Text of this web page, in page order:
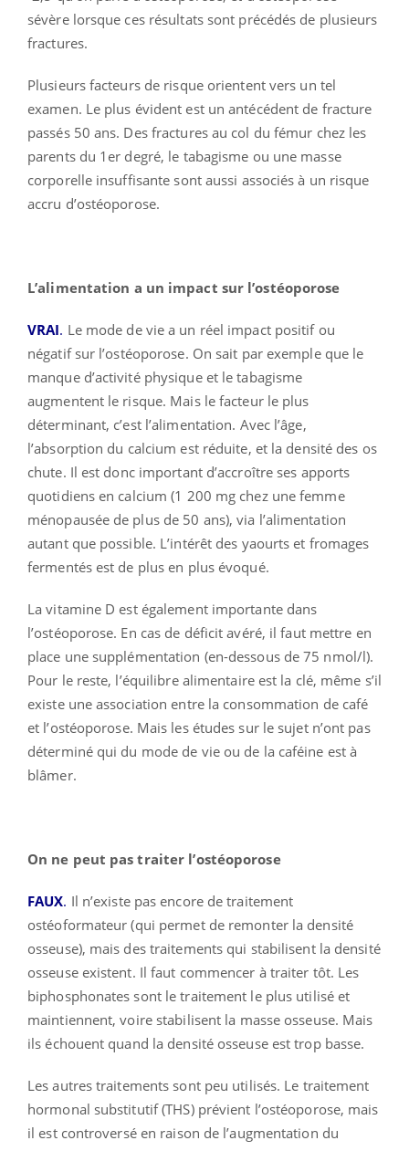
sévère lorsque ces résultats sont précédés de plusieurs
fractures.
Plusieurs facteurs de risque orientent vers un tel
examen. Le plus évident est un antécédent de fracture
passés 50 ans. Des fractures au col du fémur chez les
parents du 1er degré, le tabagisme ou une masse
corporelle insuffisante sont aussi associés à un risque
accru d’ostéoporose.
L’alimentation a un impact sur l’ostéoporose
VRAI. Le mode de vie a un réel impact positif ou
négatif sur l’ostéoporose. On sait par exemple que le
manque d’activité physique et le tabagisme
augmentent le risque. Mais le facteur le plus
déterminant, c’est l’alimentation. Avec l’âge,
l’absorption du calcium est réduite, et la densité des os
chute. Il est donc important d’accroître ses apports
quotidiens en calcium (1 200 mg chez une femme
ménopausée de plus de 50 ans), via l’alimentation
autant que possible. L’intérêt des yaourts et fromages
fermentés est de plus en plus évoqué.
La vitamine D est également importante dans
l’ostéoporose. En cas de déficit avéré, il faut mettre en
place une supplémentation (en-dessous de 75 nmol/l).
Pour le reste, l’équilibre alimentaire est la clé, même s’il
existe une association entre la consommation de café
et l’ostéoporose. Mais les études sur le sujet n’ont pas
déterminé qui du mode de vie ou de la caféine est à
blâmer.
On ne peut pas traiter l’ostéoporose
FAUX. Il n’existe pas encore de traitement
ostéoformateur (qui permet de remonter la densité
osseuse), mais des traitements qui stabilisent la densité
osseuse existent. Il faut commencer à traiter tôt. Les
biphosphonates sont le traitement le plus utilisé et
maintiennent, voire stabilisent la masse osseuse. Mais
ils échouent quand la densité osseuse est trop basse.
Les autres traitements sont peu utilisés. Le traitement
hormonal substitutif (THS) prévient l’ostéoporose, mais
il est controversé en raison de l’augmentation du